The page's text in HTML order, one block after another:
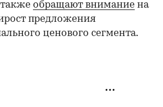
обращают внимание на
предложения
ценового сегмента.